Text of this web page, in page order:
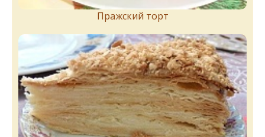
Пражский торт